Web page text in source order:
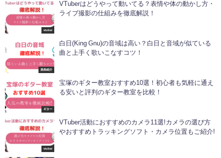
vtuber
VTuberはどうやって動いてる？表情や体の動かし方・
ライブ撮影の仕組みを徹底解説！
楽曲紹介
白日(King Gnu)の音域は高い？白日と音域が似ている
曲と上手く歌いこなすコツ！
ギター
宝塚のギター教室おすすめ10選！初心者も気軽に通え
る安いと評判のギター教室を比較！
vtuber
VTuber活動におすすめのカメラ11選!カメラの選び方
やおすすめトラッキングソフト・カメラ位置もご紹介!